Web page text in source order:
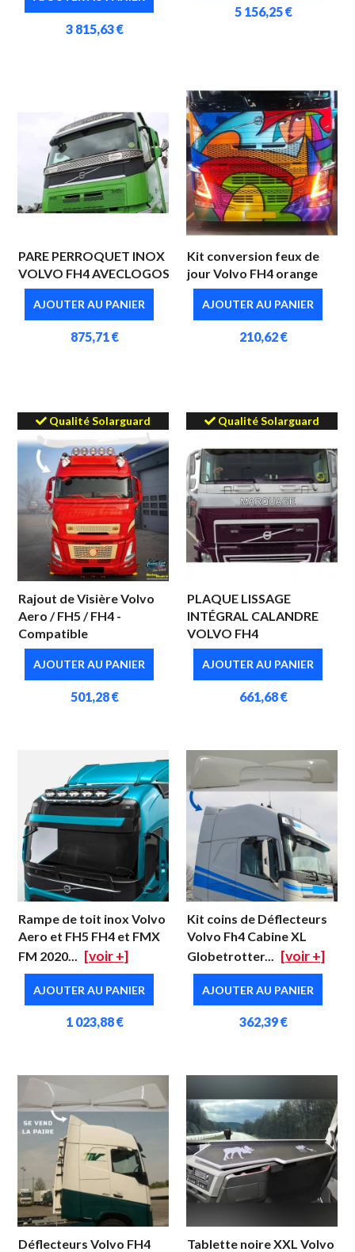
3 815,63 €
5 156,25 €
PARE PERROQUET INOX
VOLVO FH4 AVECLOGOS
AJOUTER AU PANIER
875,71 €
Kit conversion feux de
jour Volvo FH4 orange
AJOUTER AU PANIER
210,62 €
Qualité Solarguard
Rajout de Visière Volvo
Aero / FH5 / FH4 -
Compatible
AJOUTER AU PANIER
501,28 €
Qualité Solarguard
PLAQUE LISSAGE
INTÉGRAL CALANDRE
VOLVO FH4
AJOUTER AU PANIER
661,68 €
Rampe de toit inox Volvo
Aero et FH5 FH4 et FMX
FM 2020... [voir +]
AJOUTER AU PANIER
1 023,88 €
Kit coins de Déflecteurs
Volvo Fh4 Cabine XL
Globetrotter... [voir +]
AJOUTER AU PANIER
362,39 €
Déflecteurs Volvo FH4 Tablette noire XXL Volvo